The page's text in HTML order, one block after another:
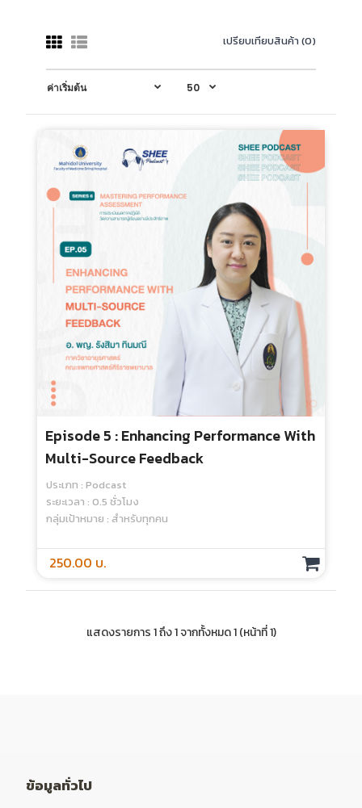
เปรียบเทียบสินค้า (0)
Episode 5 : Enhancing Performance With
Multi-Source Feedback
ประเภท : Podcast
ระยะเวลา : 0.5 ชั่วโมง
กลุ่มเป้าหมาย : สำหรับทุกคน
250.00 บ.
แสดงรายการ 1 ถึง 1 จากทั้งหมด 1 (หน้าที่ 1)
ข้อมูลทั่วไป